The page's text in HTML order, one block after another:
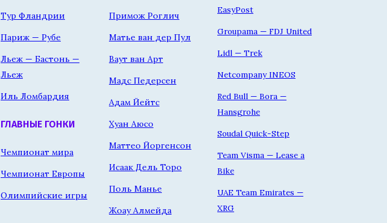
Тур Фландрии
Париж — Рубе
Льеж — Бастонь —
Льеж
Иль Ломбардия
ГЛАВНЫЕ ГОНКИ
Чемпионат мира
Чемпионат Европы
Олимпийские игры
Примож Роглич
Матье ван дер Пул
Ваут ван Арт
Мадс Педерсен
Адам Йейтс
Хуан Аюсо
Маттео Йоргенсон
Исаак Дель Торо
Поль Манье
Жоау Алмейда
EasyPost
Groupama — FDJ United
Lidl — Trek
Netcompany INEOS
Red Bull — Bora —
Hansgrohe
Soudal Quick-Step
Team Visma — Lease a
Bike
UAE Team Emirates —
XRG